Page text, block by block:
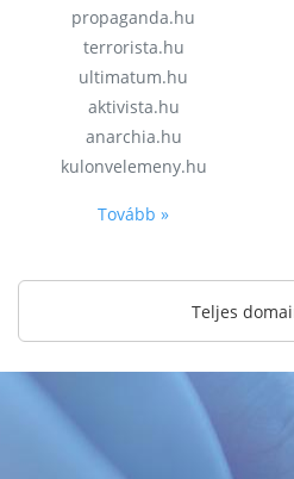
propaganda.hu
terrorista.hu
ultimatum.hu
aktivista.hu
anarchia.hu
kulonvelemeny.hu
Tovább »
Teljes